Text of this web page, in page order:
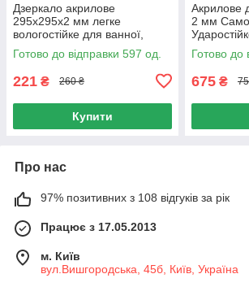
Дзеркало акрилове
295х295х2 мм легке
вологостійке для ванної,
Дзеркало самоклейне
295х295
Готово до відправки 597 од.
221 ₴ 260 ₴
Купити
Акрилове
2 мм
400х900
Готово до
675 ₴
Про нас
97% позитивних з 108 відгуків за рік
Працює з 17.05.2013
м. Київ
вул.Вишгородська, 45б, Київ, Україна